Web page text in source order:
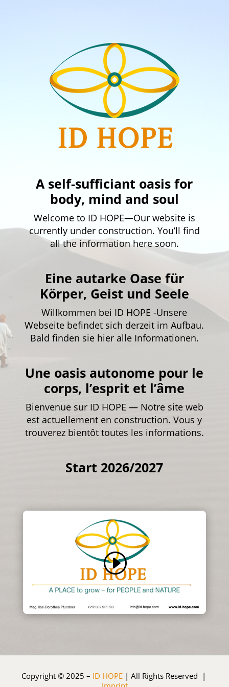
A self-sufficiant oasis for
body, mind and soul
Welcome to ID HOPE—Our website is
currently under construction. You’ll find
all the information here soon.
Eine autarke Oase für
Körper, Geist und Seele
Willkommen bei ID HOPE -Unsere
Webseite befindet sich derzeit im Aufbau.
Bald finden sie hier alle Informationen.
Une oasis autonome pour le
corps, l’esprit et l’âme
Bienvenue sur ID HOPE — Notre site web
est actuellement en construction. Vous y
trouverez bientôt toutes les informations.
Start 2026/2027
Copyright © 2025 – ID HOPE| All Rights Reserved |